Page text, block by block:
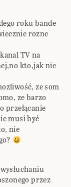
roku bande
rozne
TV na
kto,jak nie
ze som
ze barzo
przełącanie
musi być
nie
przez